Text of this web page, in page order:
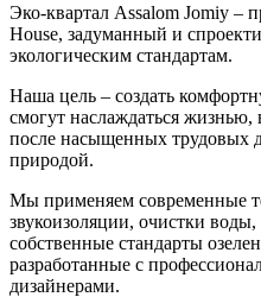
Эко-квартал Assalom Jomiy –
House, задуманный и
экологическим стандартам.
Наша цель – создать
смогут наслаждаться жизнью,
после насыщенных трудовых
природой.
Мы применяем современные
звукоизоляции, очистки
собственные стандарты
разработанные с
дизайнерами.